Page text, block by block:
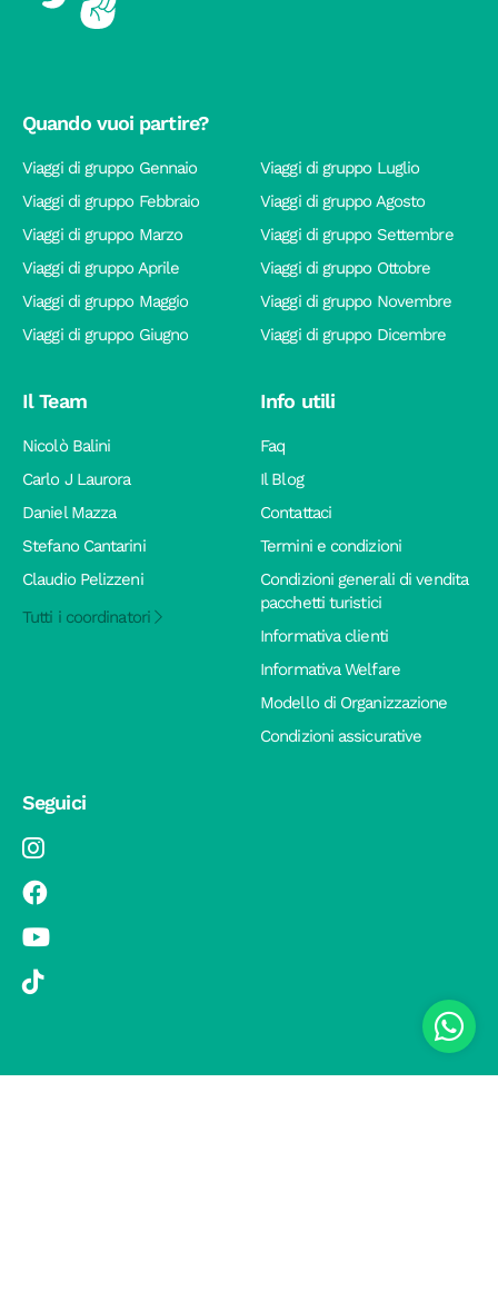
Quando vuoi partire?
Viaggi di gruppo Gennaio
Viaggi di gruppo Febbraio
Viaggi di gruppo Marzo
Viaggi di gruppo Aprile
Viaggi di gruppo Maggio
Viaggi di gruppo Giugno
Viaggi di gruppo Luglio
Viaggi di gruppo Agosto
Viaggi di gruppo Settembre
Viaggi di gruppo Ottobre
Viaggi di gruppo Novembre
Viaggi di gruppo Dicembre
Il Team
Nicolò Balini
Carlo J Laurora
Daniel Mazza
Stefano Cantarini
Claudio Pelizzeni
Tutti i coordinatori
Info utili
Faq
Il Blog
Contattaci
Termini e condizioni
Condizioni generali di vendita
pacchetti turistici
Informativa clienti
Informativa Welfare
Modello di Organizzazione
Condizioni assicurative
Seguici